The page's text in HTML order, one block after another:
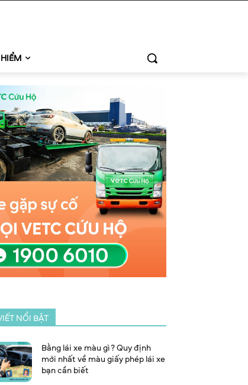
NỔI BẬT
Bằng lái xe màu gì? Quy định
mới nhất về màu giấy phép lái xe
bạn cần biết